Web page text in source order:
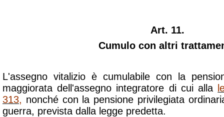
Art. 11.
Cumulo con altri
L'assegno vitalizio è cumulabile con la
maggiorata dell'assegno integratore di cui alla
313, nonché con la pensione privilegiata
guerra, prevista dalla legge predetta.